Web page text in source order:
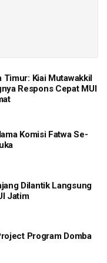
Timur: Kiai Mutawakkil
Respons Cepat MUI
Komisi Fatwa Se-
Dilantik Langsung
Jatim
Program Domba